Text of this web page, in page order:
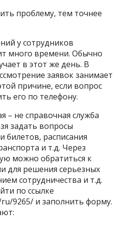
проблему, тем точнее
у сотрудников
много времени. Обычно
в этот же день. В
заявок занимает
причине, если вопрос
его по телефону.
– не справочная служба
задать вопросы
билетов, расписания
и т.д. Через
можно обратиться к
для решения серьезных
сотрудничества и т.д.
по ссылке
9265/ и заполнить форму.